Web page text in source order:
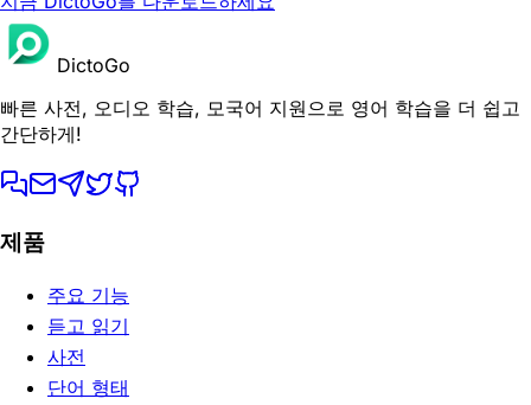
DictoGo
빠른 사전, 오디오 학습, 모국어 지원으로 영어 학습을 더 쉽고
간단하게!
제품
주요 기능
듣고 읽기
사전
단어 형태